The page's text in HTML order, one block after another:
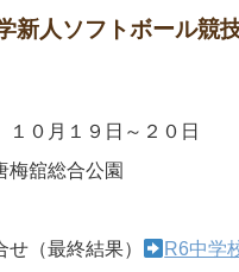
新人ソフトボール競
０月１９日～２０日
舘総合公園
（最終結果）
R6中学